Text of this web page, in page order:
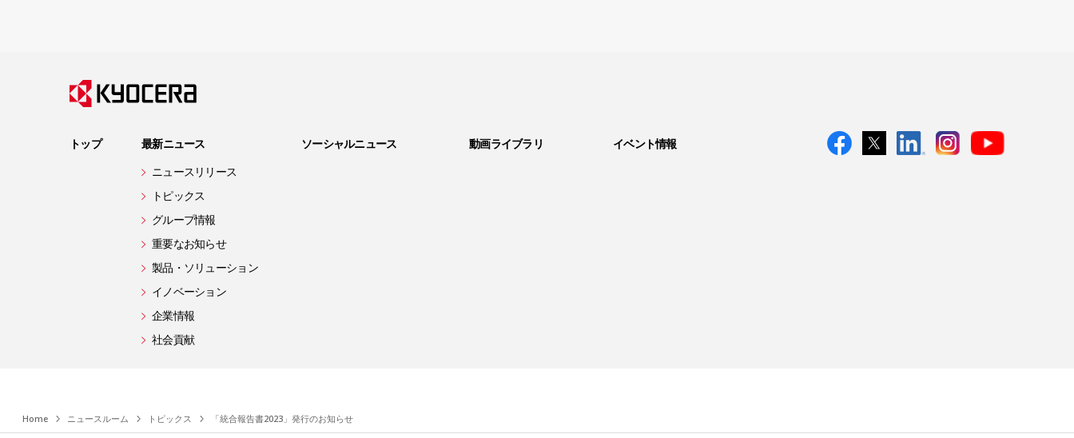
トップ
最新ニュース
ニュースリリース
トピックス
グループ情報
重要なお知らせ
製品・ソリューション
イノベーション
企業情報
社会貢献
ソーシャルニュース 動画ライブラリ イベント情報
Home ニュースルーム トピックス 「統合報告書2023」発行のお知らせ